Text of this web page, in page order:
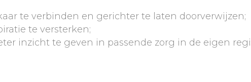
te verbinden en gerichter te laten doorverwijzen;
te versterken;
inzicht te geven in passende zorg in de eigen